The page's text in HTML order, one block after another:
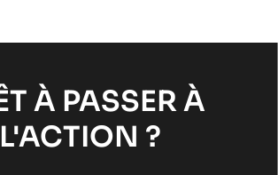
À PASSER À
L'ACTION ?